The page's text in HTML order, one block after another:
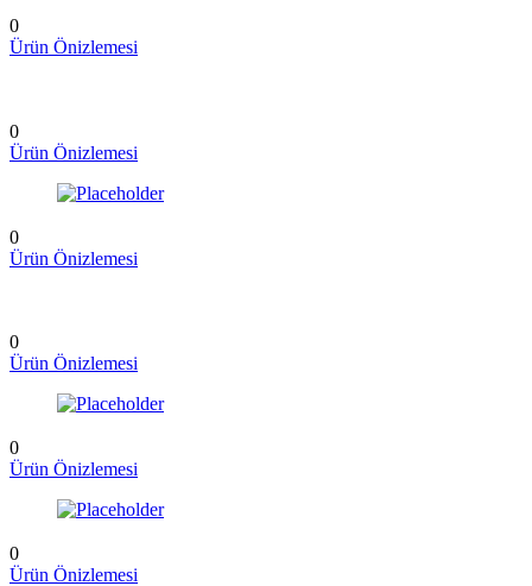
0
Ürün Önizlemesi
0
Ürün Önizlemesi
0
Ürün Önizlemesi
0
Ürün Önizlemesi
0
Ürün Önizlemesi
0
Ürün Önizlemesi